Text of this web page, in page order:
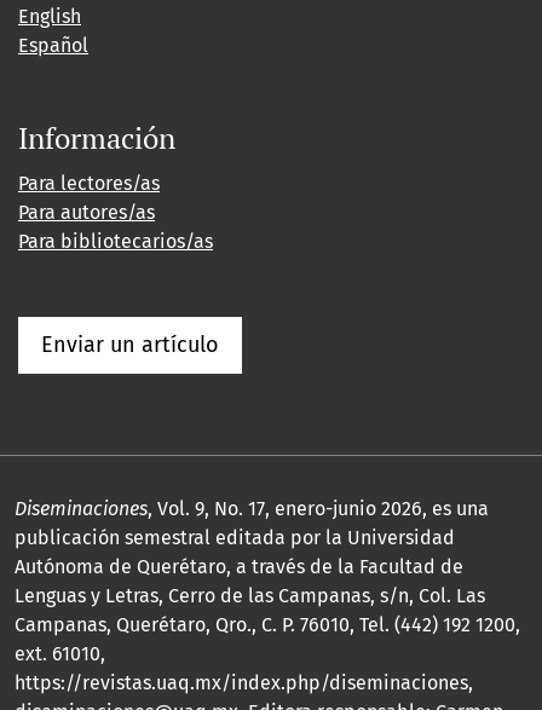
English
Español
Información
Para lectores/as
Para autores/as
Para bibliotecarios/as
Enviar un artículo
Diseminaciones, Vol. 9, No. 17, enero-junio 2026, es una
publicación semestral editada por la Universidad
Autónoma de Querétaro, a través de la Facultad de
Lenguas y Letras, Cerro de las Campanas, s/n, Col. Las
Campanas, Querétaro, Qro., C. P. 76010, Tel. (442) 192 1200,
ext. 61010,
https://revistas.uaq.mx/index.php/diseminaciones,